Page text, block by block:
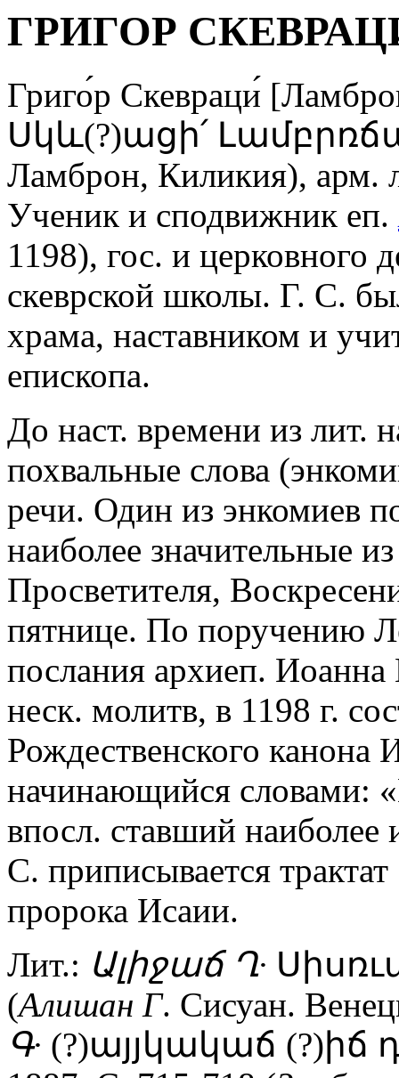
ГРИГОР
Григо́р Скевраци́
Սկև(?)ացի՛
Ламброн, Киликия), арм.
Ученик и сподвижник еп.
1198), гос. и церковного
скеврской школы. Г. С.
храма, наставником и
епископа.
До наст. времени из лит.
похвальные слова
речи. Один из энкомиев
наиболее значительные
Просветителя,
пятнице. По поручению
послания архиеп.
неск. молитв, в 1198 г.
Рождественского канона
начинающийся словами:
впосл. ставший наиболее
С. приписывается
пророка Исаии.
Лит.: Ալիջաճ Ղ·
(Алишан Г. Сисуан.
Գ· (?)այյկակաճ